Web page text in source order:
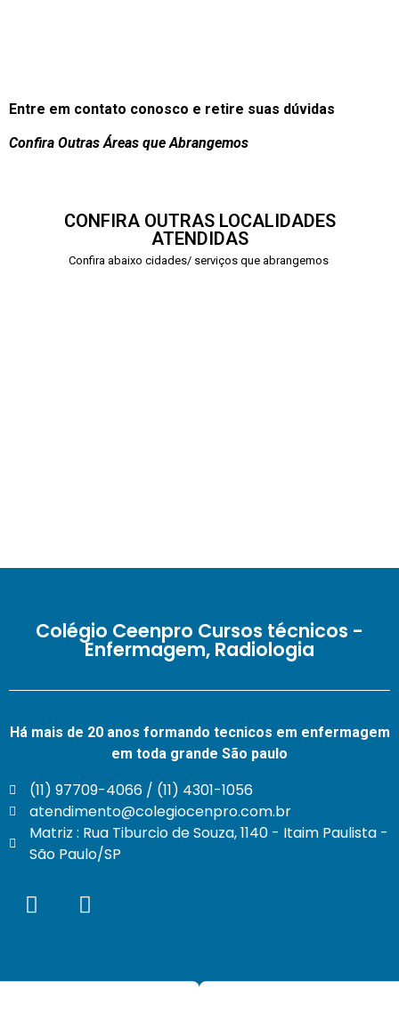
Entre em contato conosco e retire suas dúvidas
Confira Outras Áreas que Abrangemos
CONFIRA OUTRAS LOCALIDADES
ATENDIDAS
Confira abaixo cidades/ serviços que abrangemos
Colégio Ceenpro Cursos técnicos -
Enfermagem, Radiologia
Há mais de 20 anos formando tecnicos em enfermagem
em toda grande São paulo
(11) 97709-4066 / (11) 4301-1056
atendimento@colegiocenpro.com.br
Matriz : Rua Tiburcio de Souza, 1140 - Itaim Paulista -
São Paulo/SP